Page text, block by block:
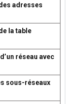
adresses
la table
réseau avec
sous-réseaux